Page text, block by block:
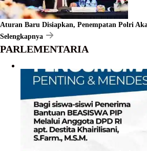
Aturan Baru Disiapkan, Penempatan Polri
Selengkapnya
PARLEMENTARIA